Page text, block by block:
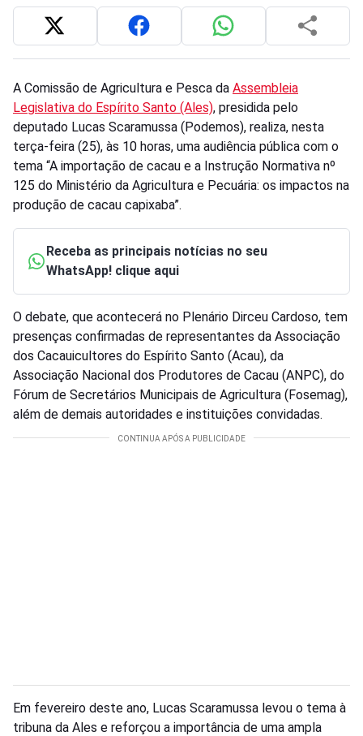
A Comissão de Agricultura e Pesca da Assembleia
Legislativa do Espírito Santo (Ales), presidida pelo
deputado Lucas Scaramussa (Podemos), realiza, nesta
terça-feira (25), às 10 horas, uma audiência pública com o
tema “A importação de cacau e a Instrução Normativa nº
125 do Ministério da Agricultura e Pecuária: os impactos na
produção de cacau capixaba”.
Receba as principais notícias no seu
WhatsApp! clique aqui
O debate, que acontecerá no Plenário Dirceu Cardoso, tem
presenças confirmadas de representantes da Associação
dos Cacauicultores do Espírito Santo (Acau), da
Associação Nacional dos Produtores de Cacau (ANPC), do
Fórum de Secretários Municipais de Agricultura (Fosemag),
além de demais autoridades e instituições convidadas.
Em fevereiro deste ano, Lucas Scaramussa levou o tema à
tribuna da Ales e reforçou a importância de uma ampla